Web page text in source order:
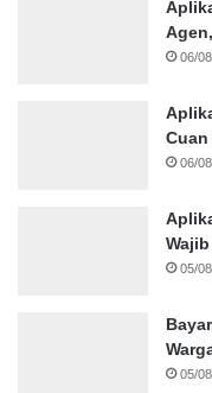
06/
06/
05/
05/